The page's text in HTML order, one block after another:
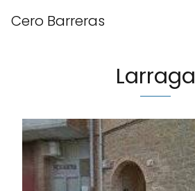
Cero Barreras
Larraga